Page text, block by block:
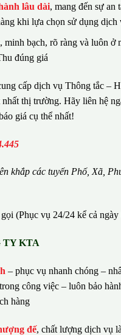
lâu dài, mang đến sự an
khi lựa chọn sử dụng dịch
, minh bạch, rõ ràng và luôn ở
đúng giá
cấp dịch vụ Thông tắc –
thị trường. Hãy liên hệ
giá cụ thể nhất!
ên khắp các tuyến Phố, Xã,
(Phục vụ 24/24 kể cả ngày
TY KTA
– phục vụ nhanh chóng –
công việc – luôn bảo
hàng
đế, chất lượng dịch vụ